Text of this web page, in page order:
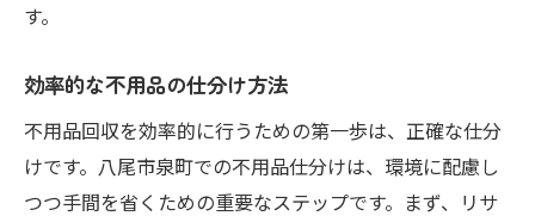
自治体回収品目の確認方法
地域サービスを活用した効果的な不用品処
分
自治体の不用品回収サービスのメリット
す。
効率的な不用品の仕分け方法
不用品回収を効率的に行うための第一歩は、正確な仕分
けです。八尾市泉町での不用品仕分けは、環境に配慮し
つつ手間を省くための重要なステップです。まず、リサ